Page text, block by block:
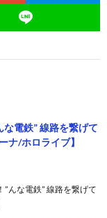
電鉄” 線路を繋げて
ナ/ホロライブ】
んな電鉄” 線路を繋げて